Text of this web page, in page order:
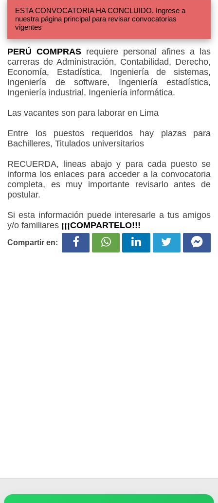
ESTA CONVOCATORIA HA CONCLUIDO. Ingrese a
nuestra página principal para revisar convocatorias
vigentes
PERÚ COMPRAS requiere personal afines a las
carreras de Administración, Contabilidad, Derecho,
Economía, Estadística, Ingeniería de sistemas,
Ingeniería de software, Ingeniería estadística,
Ingeniería industrial, Ingeniería informática.
Las vacantes son para laborar en Lima
Entre los puestos requeridos hay plazas para
Bachilleres, Titulados universitarios
RECUERDA, lineas abajo y para cada puesto se
informa los enlaces para acceder a la convocatoria
completa, es muy importante revisarlo antes de
postular.
Si esta información puede interesarle a tus amigos
y/o familiares ¡¡¡COMPARTELO!!!
Compartir en: